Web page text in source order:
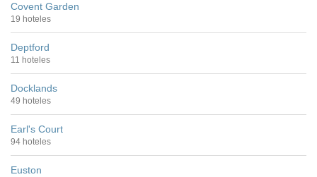
Covent Garden
19 hoteles
Deptford
11 hoteles
Docklands
49 hoteles
Earl's Court
94 hoteles
Euston